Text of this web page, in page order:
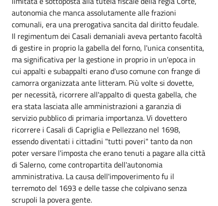
autonomia che manca assolutamente alle frazioni
comunali, era una prerogativa sancita dal diritto feudale.
Il regimentum dei Casali demaniali aveva pertanto facoltà
di gestire in proprio la gabella del forno, l'unica consentita,
ma significativa per la gestione in proprio in un'epoca in
cui appalti e subappalti erano d'uso comune con frange di
camorra organizzata ante litteram. Più volte si dovette,
per necessità, ricorrere all'appalto di questa gabella, che
era stata lasciata alle amministrazioni a garanzia di
servizio pubblico di primaria importanza. Vi dovettero
ricorrere i Casali di Capriglia e Pellezzano nel 1698,
essendo diventati i cittadini "tutti poveri" tanto da non
poter versare l'imposta che erano tenuti a pagare alla città
di Salerno, come contropartita dell'autonomia
amministrativa. La causa dell'impoverimento fu il
terremoto del 1693 e delle tasse che colpivano senza
scrupoli la povera gente.